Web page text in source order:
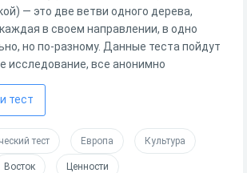
― это две ветви одного дерева,
в своем направлении, в одно
но по-разному. Данные теста пойдут
исследование, все анонимно
тест
тест Европа Культура
Восток Ценности